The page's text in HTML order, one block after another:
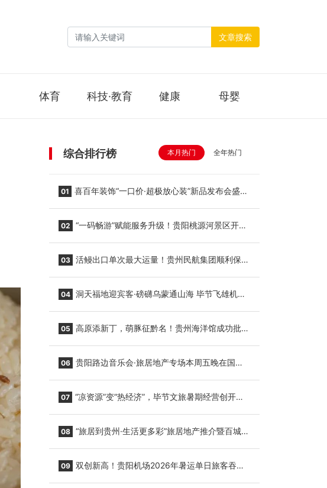
文章搜索
体育 科技·教育 健康 母婴
综合排行榜 本月热门 全年热门
01 喜百年装饰“一口价·超极放心装”新品发布会盛大
02 “一码畅游”赋能服务升级！贵阳桃源河景区开
03 活鳗出口单次最大运量！贵州民航集团顺利保障
04 洞天福地迎宾客·磅礴乌蒙通山海 毕节飞雄机场
05 高原添新丁，萌豚征黔名！贵州海洋馆成功批量
06 贵阳路边音乐会·旅居地产专场本周五晚在国际
07 “凉资源”变“热经济”，毕节文旅暑期经营创开门
08 “旅居到贵州·生活更多彩”旅居地产推介暨百城千
09 双创新高！贵阳机场2026年暑运单日旅客吞吐